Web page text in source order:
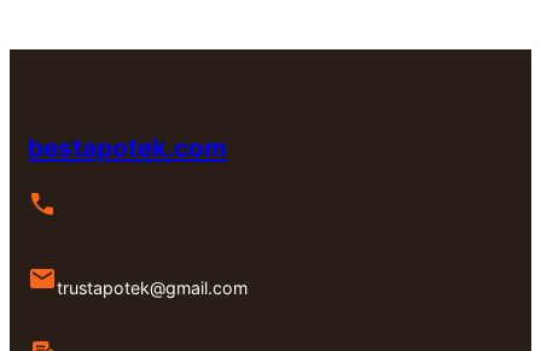
bestapotek.com
trustapotek@gmail.com